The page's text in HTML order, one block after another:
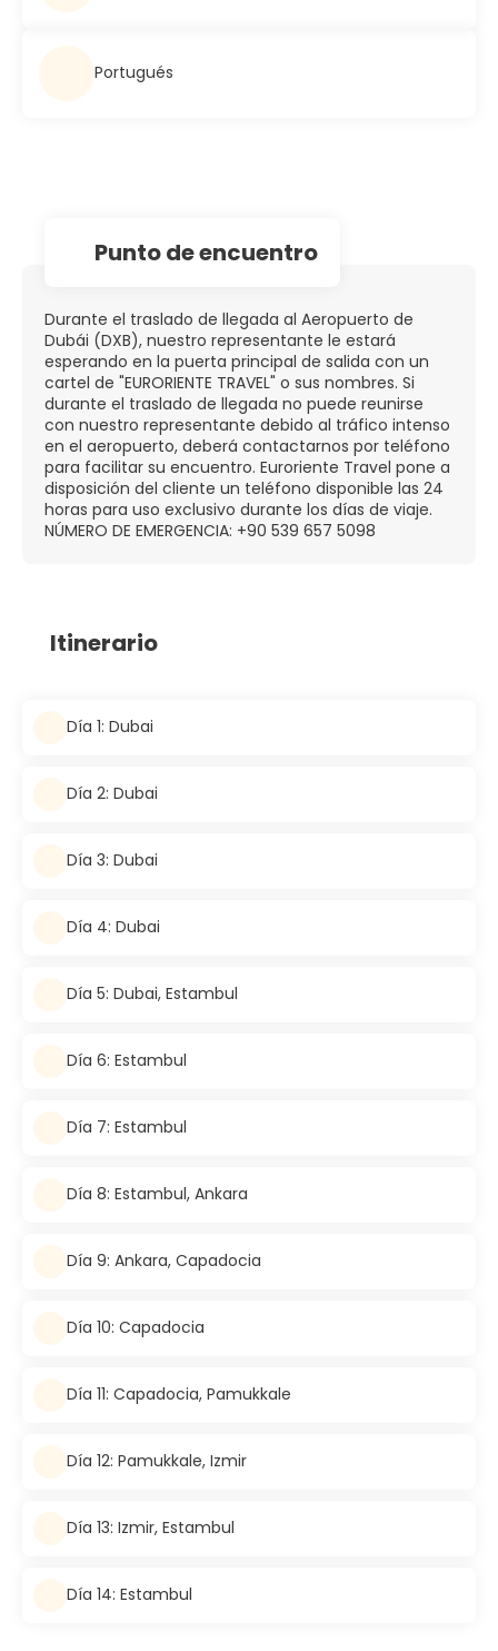
Portugués
Punto de encuentro
Durante el traslado de llegada al Aeropuerto de
Dubái (DXB), nuestro representante le estará
esperando en la puerta principal de salida con un
cartel de "EURORIENTE TRAVEL" o sus nombres. Si
durante el traslado de llegada no puede reunirse
con nuestro representante debido al tráfico intenso
en el aeropuerto, deberá contactarnos por teléfono
para facilitar su encuentro. Euroriente Travel pone a
disposición del cliente un teléfono disponible las 24
horas para uso exclusivo durante los días de viaje.
NÚMERO DE EMERGENCIA: +90 539 657 5098
Itinerario
Día 1: Dubai
Día 2: Dubai
Día 3: Dubai
Día 4: Dubai
Día 5: Dubai, Estambul
Día 6: Estambul
Día 7: Estambul
Día 8: Estambul, Ankara
Día 9: Ankara, Capadocia
Día 10: Capadocia
Día 11: Capadocia, Pamukkale
Día 12: Pamukkale, Izmir
Día 13: Izmir, Estambul
Día 14: Estambul